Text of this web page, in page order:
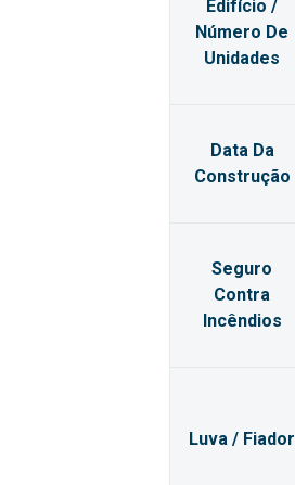
Edifício /
Número De
Unidades
Data Da
Construção
Seguro
Contra
Incêndios
Luva / Fiador